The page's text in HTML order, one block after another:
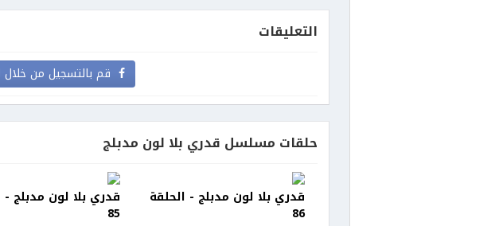
التعليقات
قم بالتسجيل من خلال
حلقات مسلسل قدري بلا لون مدبلج
قدري بلا لون مدبلج - الحلقة
86
قدري بلا لون مدبلج -
85